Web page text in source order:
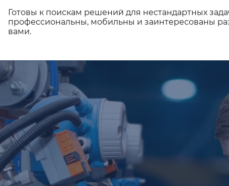
Готовы к поискам решений для нестандартных
профессиональны, мобильны и заинтересованы
вами.